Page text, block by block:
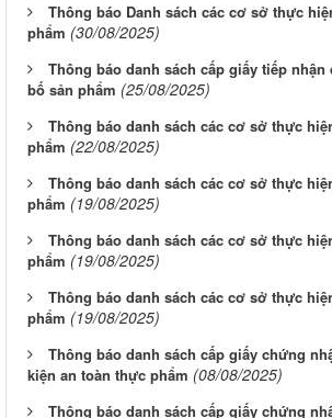
Thông báo Danh sách các cơ sở thực
phẩm (30/08/2025)
Thông báo danh sách cấp giấy tiếp nhận
bố sản phẩm (25/08/2025)
Thông báo danh sách các cơ sở thực
phẩm (22/08/2025)
Thông báo danh sách các cơ sở thực
phẩm (19/08/2025)
Thông báo danh sách các cơ sở thực
phẩm (19/08/2025)
Thông báo danh sách các cơ sở thực
phẩm (19/08/2025)
Thông báo danh sách cấp giấy chứng
kiện an toàn thực phẩm (08/08/2025)
Thông báo danh sách cấp giấy chứng